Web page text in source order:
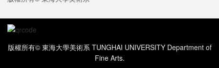
版權所有© 東海大學美術系 TUNGHAI UNIVERSITY Department of
Fine Arts.